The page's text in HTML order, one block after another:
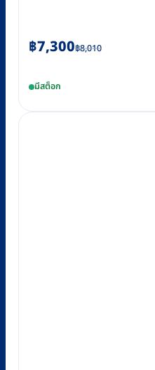
฿8,010
Original
was:
฿7,300
Current
is:มีสต็อก